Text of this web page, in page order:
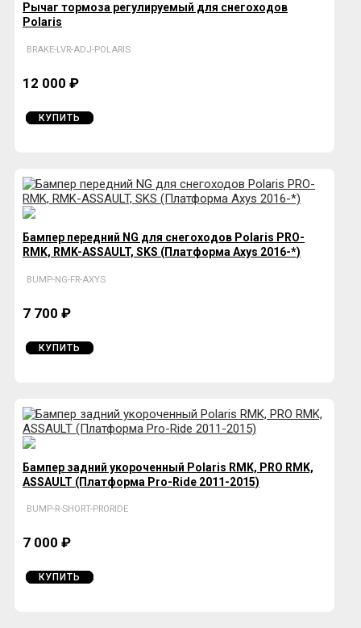
Рычаг тормоза регулируемый для снегоходов
Polaris
BRAKE-LVR-ADJ-POLARIS
12 000 ₽
КУПИТЬ
Бампер передний NG для снегоходов Polaris PRO-
RMK, RMK-ASSAULT, SKS (Платформа Axys 2016-*)
BUMP-NG-FR-AXYS
7 700 ₽
КУПИТЬ
Бампер задний укороченный Polaris RMK, PRO RMK,
ASSAULT (Платформа Pro-Ride 2011-2015)
BUMP-R-SHORT-PRORIDE
7 000 ₽
КУПИТЬ